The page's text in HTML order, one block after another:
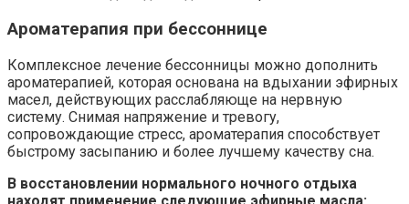
Ароматерапия при бессоннице
Комплексное лечение бессонницы можно дополнить
ароматерапией, которая основана на вдыхании эфирных
масел, действующих расслабляюще на нервную
систему. Снимая напряжение и тревогу,
сопровождающие стресс, ароматерапия способствует
быстрому засыпанию и более лучшему качеству сна.
В восстановлении нормального ночного отдыха
находят применение следующие эфирные масла: